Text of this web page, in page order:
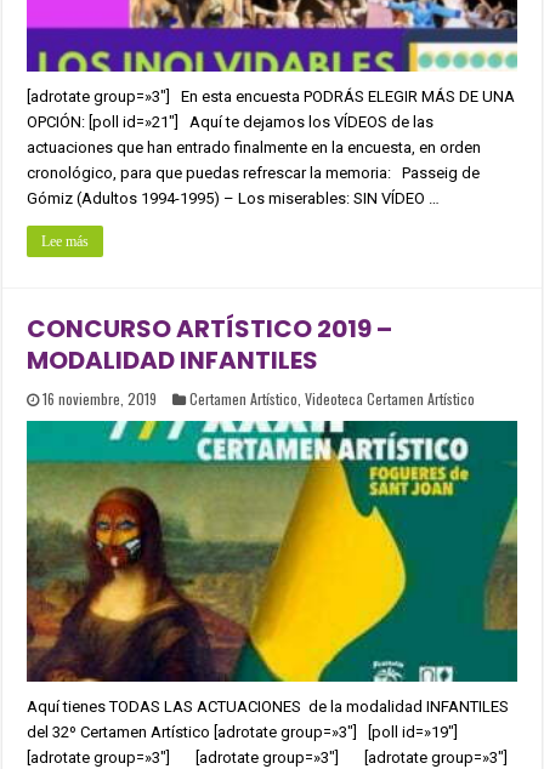
[adrotate group=»3″] En esta encuesta PODRÁS ELEGIR MÁS DE UNA
OPCIÓN: [poll id=»21″] Aquí te dejamos los VÍDEOS de las
actuaciones que han entrado finalmente en la encuesta, en orden
cronológico, para que puedas refrescar la memoria: Passeig de
Gómiz (Adultos 1994-1995) – Los miserables: SIN VÍDEO …
Lee más
CONCURSO ARTÍSTICO 2019 –
MODALIDAD INFANTILES
16 noviembre, 2019 Certamen Artístico ,Videoteca Certamen Artístico
Aquí tienes TODAS LAS ACTUACIONES de la modalidad INFANTILES
del 32º Certamen Artístico [adrotate group=»3″] [poll id=»19″]
[adrotate group=»3″] [adrotate group=»3″] [adrotate group=»3″]